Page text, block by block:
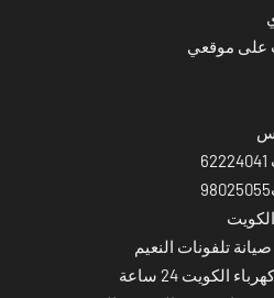
على موقعي
تلفونات النعيم
الكويت 24 ساعة